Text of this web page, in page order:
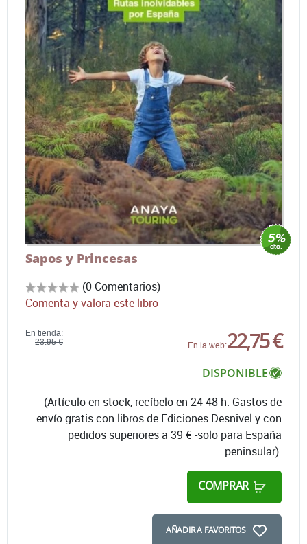
Sapos y Princesas
(0 Comentarios)
Comenta y valora este libro
En tienda:
23,95 €
En la web:22,75 €
DISPONIBLE
(Artículo en stock, recíbelo en 24-48 h. Gastos de
envío gratis con libros de Ediciones Desnivel y con
pedidos superiores a 39 € -solo para España
peninsular).
COMPRAR
AÑADIR A FAVORITOS